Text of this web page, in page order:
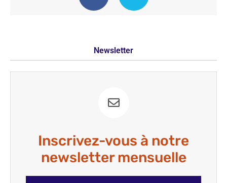
Newsletter
Inscrivez-vous à notre
newsletter mensuelle